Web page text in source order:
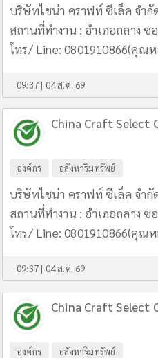
บริษัทไชน่า คราฟท์ ซีเล็ค จำกั
สถานที่ทำงาน : อำเภอถลาง ซ
โทร/ Line: 0801910866(คุณห
09:37 | 04 ส.ค. 69
China Craft Select
องค์กร อสังหาริมทรัพย์
บริษัทไชน่า คราฟท์ ซีเล็ค จำกั
สถานที่ทำงาน : อำเภอถลาง ซ
โทร/ Line: 0801910866(คุณห
09:37 | 04 ส.ค. 69
China Craft Select
องค์กร อสังหาริมทรัพย์